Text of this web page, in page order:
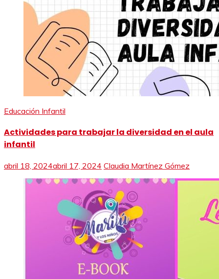
Educación Infantil
Actividades para trabajar la diversidad en el aula
infantil
abril 18, 2024abril 17, 2024 Claudia Martínez Gómez